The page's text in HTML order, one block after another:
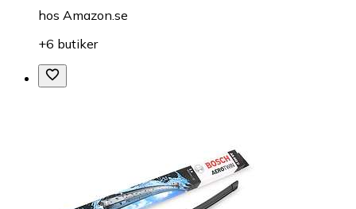
hos Amazon.se
+6 butiker